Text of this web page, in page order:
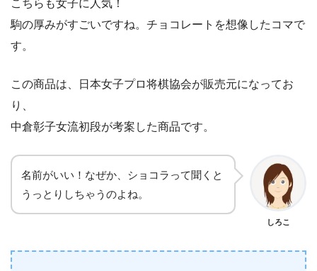
こちらも女子に人気！
駒の厚みがすごいですね。チョコレートを想像したコマで
す。
この商品は、日本女子プロ将棋協会が販売元になってお
り、
中倉彰子女流初段が考案した商品です。
名前がいい！なぜか、ショコラって聞くと
うっとりしちゃうのよね。
しろこ